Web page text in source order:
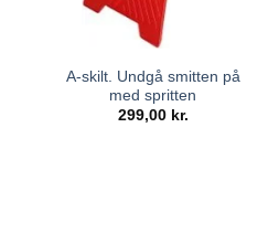
A-skilt. Undgå smitten på
med spritten
299,00 kr.